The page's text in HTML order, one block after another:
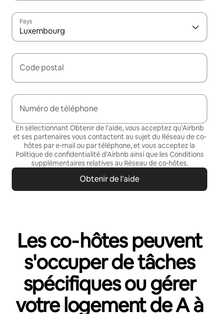
Pays
Luxembourg
Code postal
Numéro de téléphone
En sélectionnant Obtenir de l'aide, vous acceptez qu'Airbnb
et ses partenaires vous contactent au sujet du Réseau de co-
hôtes par e-mail ou par téléphone, et vous acceptez la
Politique de confidentialitéd'Airbnb ainsi que les Conditions
supplémentaires relatives au Réseau de co-hôtes.
Obtenir de l'aide
Les co‑hôtes peuvent
s'occuper de tâches
spécifiques ou gérer
votre logement de A à